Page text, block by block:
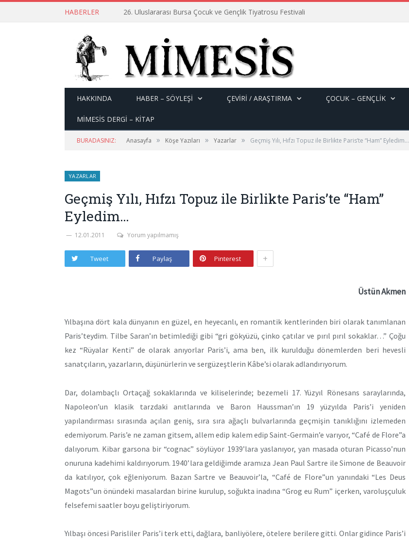
HABERLER 26. Uluslararası Bursa Çocuk ve Gençlik Tiyatrosu Festivali
HAKKINDA HABER – SÖYLEŞI ÇEVİRİ / ARAŞTIRMA ÇOCUK – GENÇLIK
MİMESİS DERGİ – KİTAP
BURADASINIZ: Anasayfa » Köşe Yazıları » Yazarlar » Geçmiş Yılı, Hıfzı Topuz ile Birlikte Paris’te “Ham” Eyledim…
YAZARLAR
Geçmiş Yılı, Hıfzı Topuz ile Birlikte Paris’te “Ham”
Eyledim…
12.01.2011 Yorum yapılmamış
Tweet Paylaş Pinterest +
Üstün Akmen
Yılbaşına dört kala dünyanın en güzel, en heyecanlı, en romantik kentlerinden biri olarak tanımlanan
Paris’teydim. Tilbe Saran’ın betimlediği gibi “gri gökyüzü, çinko çatılar ve pırıl pırıl sokaklar…” Çoğu
kez “Rüyalar Kenti” de olarak anıyorlar Paris’i, ama ben, ilk kurulduğu dönemlerden beri hevesli
sanatçıların, yazarların, düşünürlerin ve sergüzeştlerin Kâbe’si olarak adlandırıyorum.
Dar, dolambaçlı Ortaçağ sokaklarında ve kiliselerinde; bezemeli 17. Yüzyıl Rönesans saraylarında,
Napoleon’un klasik tarzdaki anıtlarında ve Baron Haussman’ın 19 yüzyılda Paris’i yeniden
yapılandırması sırasında açılan geniş, sıra sıra ağaçlı bulvarlarında geçmişin tanıklığını izlemeden
edemiyorum. Paris’e ne zaman gitsem, allem edip kalem edip Saint-Germain’e varıyor, “Café de Flore”a
dalıyorum. Kibar garsona bir “cognac” söylüyor 1939’lara yaslanıyor, yan masada oturan Picasso’nun
onuruna kadehimi kaldırıyorum. 1940’lara geldiğimde aramıza Jean Paul Sartre ile Simone de Beauvoir
da katılıyor, çok eğleniyorum. Bazan Sartre ve Beauvoir’la, “Café de Flore”un yanındaki “Les Deus
Magots”un önündeki masalardan birine kurulup, soğukta inadına “Grog eu Rum” içerken, varoluşçuluk
felsefemi saatler boyu geliştiriyorum.
Yılbaşı öncesi Parisliler Paris’i terk etti, dağlara, banliyölere, ötelere berilere gitti. Onlar gidince Paris’i